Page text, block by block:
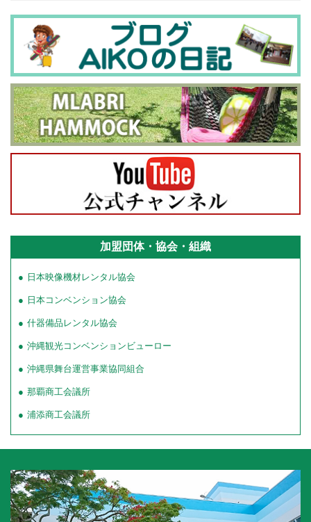
加盟団体・協会・組織
日本映像機材レンタル協会
日本コンベンション協会
什器備品レンタル協会
沖縄観光コンベンションビューロー
沖縄県舞台運営事業協同組合
那覇商工会議所
浦添商工会議所